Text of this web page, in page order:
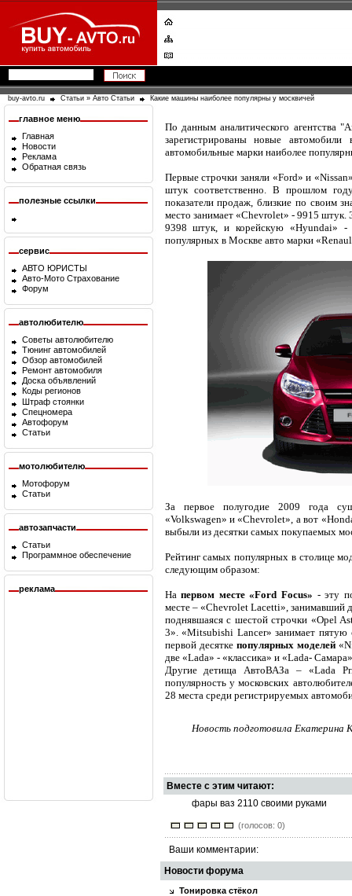
buy-avto.ru Статьи » Авто Статьи Какие машины наиболее популярны у москвичей
главное меню
Главная
Новости
Реклама
Обратная связь
полезные ссылки
сервис
АВТО ЮРИСТЫ
Авто-Мото Страхование
Форум
автолюбителю
Советы автолюбителю
Тюнинг автомобилей
Обзор автомобилей
Ремонт автомобиля
Доска объявлений
Коды регионов
Штраф стоянки
Спецномера
Автофорум
Статьи
мотолюбителю
Мотофорум
Статьи
автозапчасти
Статьи
Программное обеспечение
реклама
По данным аналитического агентства
зарегистрированы новые
автомобильные марки наиболее
Первые строчки заняли «Ford» и
штук соответственно. В прошлом
показатели продаж, близкие по своим
место занимает «Chevrolet» - 9915 штук.
9398 штук, и корейскую «Hyundai»
популярных в Москве авто марки
За первое полугодие 2009 года
«Volkswagen» и «Chevrolet», а вот
выбыли из десятки самых покупаемых
Рейтинг самых популярных в столице
следующим образом:
Напервом месте «Ford Focus» - эту
месте – «Chevrolet Lacetti», занимавший
поднявшаяся с шестой строчки «Opel
3». «Mitsubishi Lancer» занимает пятую
первой десятке популярных моделей
две «Lada» - «классика» и «Lada-
Другие детища АвтоВАЗа – «Lada
популярность у московских
28 места среди регистрируемых
Новость подготовила Екатерина
Вместе с этим читают:
фары ваз 2110 своими руками
(голосов: 0)
Ваши комментарии:
Новости форума
Тонировка стёкол